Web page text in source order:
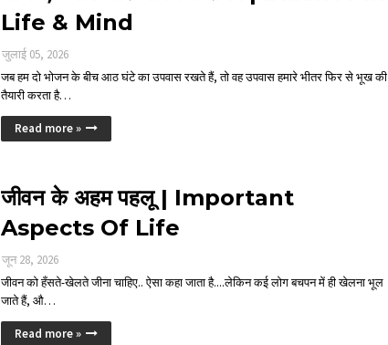
Life & Mind
जुलाई 05, 2026
जब हम दो भोजन के बीच आठ घंटे का उपवास रखते हैं, तो वह उपवास हमारे भीतर फिर से भूख की
तैयारी करता है…
Read more »
जीवन के अहम पहलू | Important
Aspects Of Life
जून 28, 2026
जीवन को हँसते-खेलते जीना चाहिए.. ऐसा कहा जाता है....लेकिन कई लोग बचपन में ही खेलना भूल
जाते हैं, औ…
Read more »